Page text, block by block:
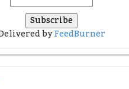
byFeedBurner